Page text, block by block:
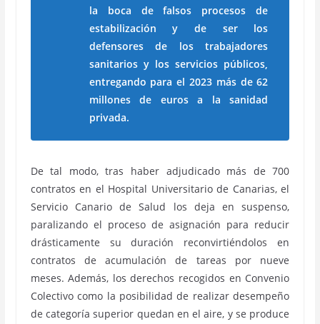
la boca de falsos procesos de
estabilización y de ser los
defensores de los trabajadores
sanitarios y los servicios públicos,
entregando para el 2023 más de 62
millones de euros a la sanidad
privada.
De tal modo, tras haber adjudicado más de 700
contratos en el Hospital Universitario de Canarias, el
Servicio Canario de Salud los deja en suspenso,
paralizando el proceso de asignación para reducir
drásticamente su duración reconvirtiéndolos en
contratos de acumulación de tareas por nueve
meses. Además, los derechos recogidos en Convenio
Colectivo como la posibilidad de realizar desempeño
de categoría superior quedan en el aire, y se produce